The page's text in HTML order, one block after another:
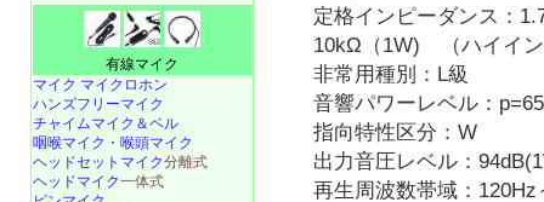
定格インピーダンス
10kΩ（1W) （ハイイン
非常用種別：L級
音響パワーレベル：
指向特性区分：W
出力音圧レベル：
再生周波数帯域：120Hz
有線マイク
マイク マイクロホン
ハンズフリーマイク
チャイムマイク＆ベル
咽喉マイク・喉頭マイク
ヘッドセットマイク分離式
ヘッドマイク一体式